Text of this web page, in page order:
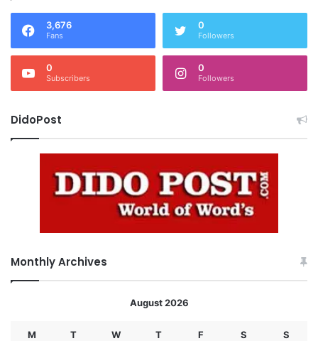
3,676
Fans
0
Followers
0
Subscribers
0
Followers
DidoPost
Monthly Archives
August 2026
M T W T F S S